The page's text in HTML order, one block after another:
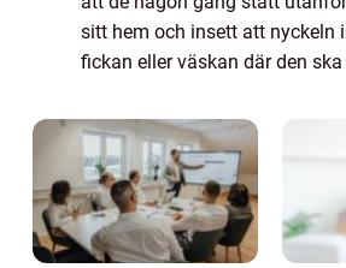
sitt hem och insett att nyckeln
fickan eller väskan där den